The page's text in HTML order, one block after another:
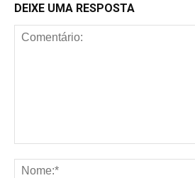
DEIXE UMA RESPOSTA